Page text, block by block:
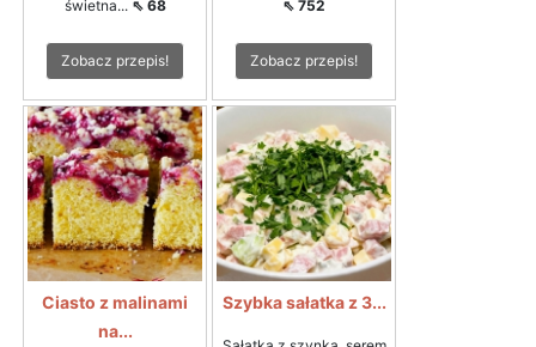
świetna... ⇖ 68
Zobacz przepis!
⇖ 752
Zobacz przepis!
Ciasto z malinami
na...
Szybka sałatka z 3...